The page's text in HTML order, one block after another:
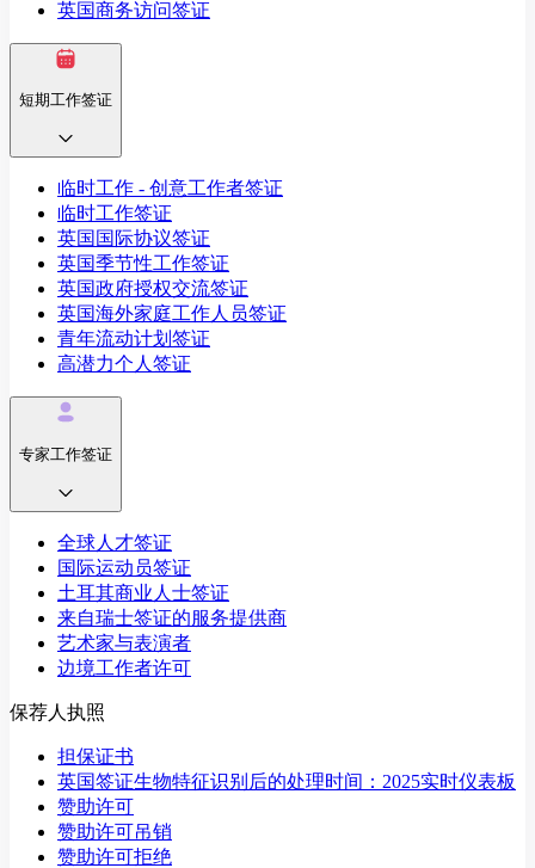
英国商务访问签证
短期工作签证
临时工作 - 创意工作者签证
临时工作签证
英国国际协议签证
英国季节性工作签证
英国政府授权交流签证
英国海外家庭工作人员签证
青年流动计划签证
高潜力个人签证
专家工作签证
全球人才签证
国际运动员签证
土耳其商业人士签证
来自瑞士签证的服务提供商
艺术家与表演者
边境工作者许可
保荐人执照
担保证书
英国签证生物特征识别后的处理时间：2025实时仪表板
赞助许可
赞助许可吊销
赞助许可拒绝